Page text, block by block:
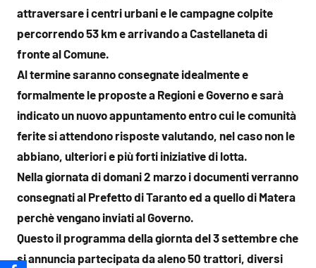
attraversare i centri urbani e le campagne colpite
percorrendo 53 km e arrivando a Castellaneta di
fronte al Comune.
Al termine saranno consegnate idealmente e
formalmente le proposte a Regioni e Governo e sarà
indicato un nuovo appuntamento entro cui le comunità
ferite si attendono risposte valutando, nel caso non le
abbiano, ulteriori e più forti iniziative di lotta.
Nella giornata di domani 2 marzo i documenti verranno
consegnati al Prefetto di Taranto ed a quello di Matera
perchè vengano inviati al Governo.
Questo il programma della giornta del 3 settembre che
si annuncia partecipata da aleno 50 trattori, diversi